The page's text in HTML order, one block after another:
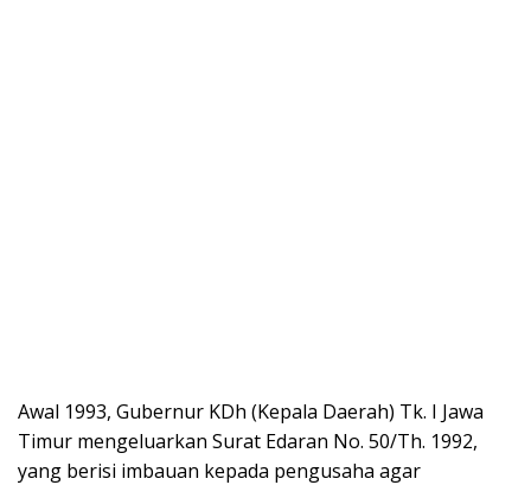
Awal 1993, Gubernur KDh (Kepala Daerah) Tk. I Jawa
Timur mengeluarkan Surat Edaran No. 50/Th. 1992,
yang berisi imbauan kepada pengusaha agar